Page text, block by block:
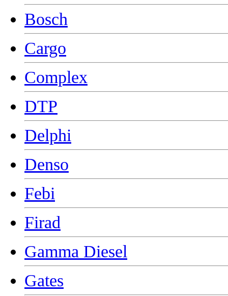
Bosch
Cargo
Complex
DTP
Delphi
Denso
Febi
Firad
Gamma Diesel
Gates